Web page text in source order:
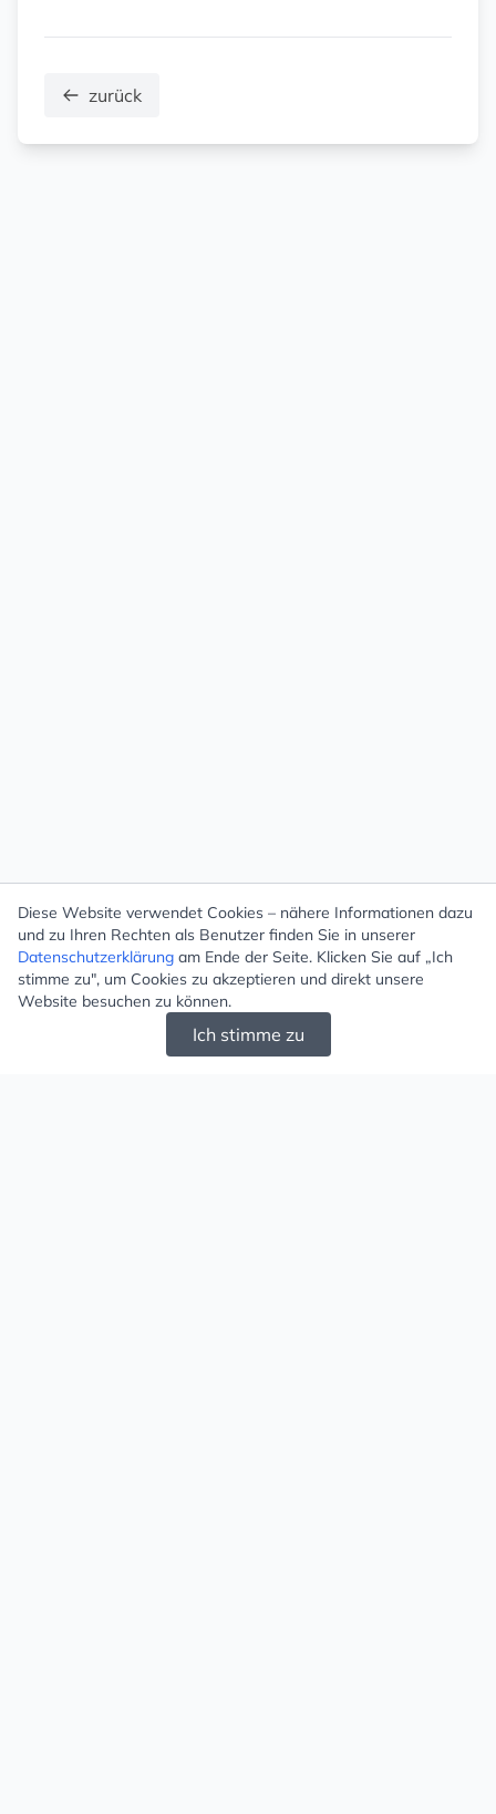
zurück
Diese Website verwendet Cookies – nähere Informationen dazu
und zu Ihren Rechten als Benutzer finden Sie in unserer
Datenschutzerklärung am Ende der Seite. Klicken Sie auf „Ich
stimme zu", um Cookies zu akzeptieren und direkt unsere
Website besuchen zu können.
Ich stimme zu